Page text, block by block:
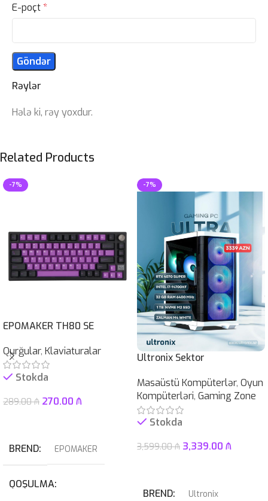
Rəylər
Hələ ki, rəy yoxdur.
E-poçt*
Related Products
-7%
EPOMAKER TH80 SE
Qurğular, Klaviaturalar
Stokda
289.00₼ 270.00 ₼
BREND EPOMAKER
QOŞULMA
-7%
Ultronix Sektor
Masaüstü Kompüterlər, Oyun
Kompüterləri, Gaming Zone
Stokda
3,599.00₼ 3,339.00 ₼
BREND Ultronix